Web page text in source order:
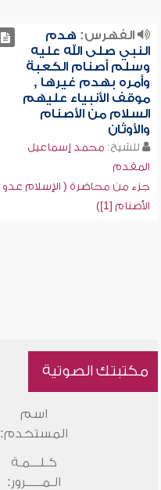
الفهرس: هدم
النبي صلى الله عليه
وسلم أصنام الكعبة
وأمره بهدم غيرها ,
موقف الأنبياء عليهم
السلام من الأصنام
والأوثان
للشيخ: محمد إسماعيل
المقدم
جزء من محاضرة ( الإسلام عدو
الأصنام [1])
مكتبتك الصوتية
اسم
المستخدم:
كـلـــمـة
الـمـــــرور: